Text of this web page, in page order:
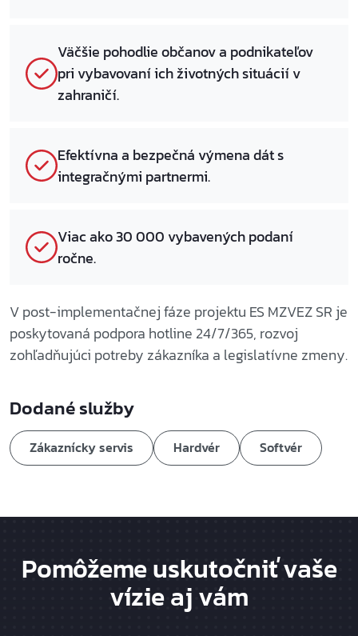
Väčšie pohodlie občanov a podnikateľov
pri vybavovaní ich životných situácií v
zahraničí.
Efektívna a bezpečná výmena dát s
integračnými partnermi.
Viac ako 30 000 vybavených podaní
ročne.
V post-implementačnej fáze projektu ES MZVEZ SR je
poskytovaná podpora hotline 24/7/365, rozvoj
zohľadňujúci potreby zákazníka a legislatívne zmeny.
Dodané služby
Zákaznícky servis Hardvér Softvér
Pomôžeme uskutočniť vaše
vízie aj vám